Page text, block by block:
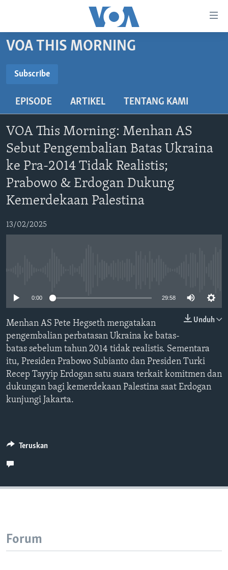
Akses
Utama
Navigasi
Utama
Lanjut
ke
Pencarian
DUNIA
DAFTAR PROGRAM
Learning English
IKUTI KAMI
Bahasa-bahasa
VOA THIS MORNING
Subscribe
Langganan
EPISODE ARTIKEL TENTANG KAMI
VOA This Morning: Menhan AS
Sebut Pengembalian Batas Ukraina
ke Pra-2014 Tidak Realistis;
Prabowo & Erdogan Dukung
Kemerdekaan Palestina
13/02/2025
0:00 29:58
Unduh
Menhan AS Pete Hegseth mengatakan
pengembalian perbatasan Ukraina ke batas-
batas sebelum tahun 2014 tidak realistis. Sementara
itu, Presiden Prabowo Subianto dan Presiden Turki
Recep Tayyip Erdogan satu suara terkait komitmen dan
dukungan bagi kemerdekaan Palestina saat Erdogan
kunjungi Jakarta.
Teruskan
Forum